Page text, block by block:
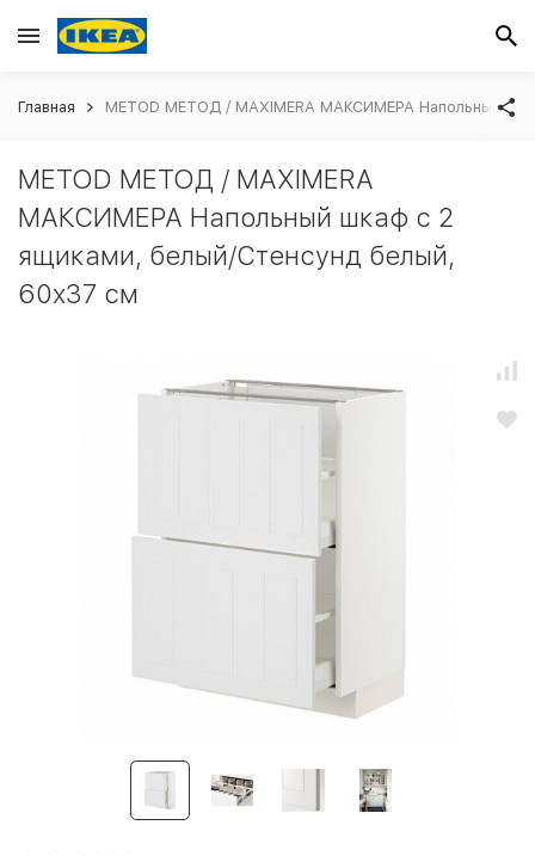
Главная METOD МЕТОД / MAXIMERA МАКСИМЕРА Напольный
METOD МЕТОД / MAXIMERA
МАКСИМЕРА Напольный шкаф с 2
ящиками, белый/Стенсунд белый,
60x37 см